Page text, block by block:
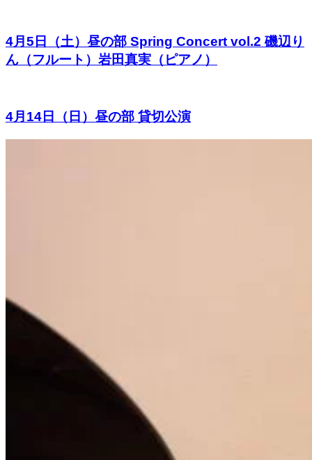
4月5日（土）昼の部 Spring Concert vol.2 磯辺り
ん（フルート）岩田真実（ピアノ）
4月14日（日）昼の部 貸切公演